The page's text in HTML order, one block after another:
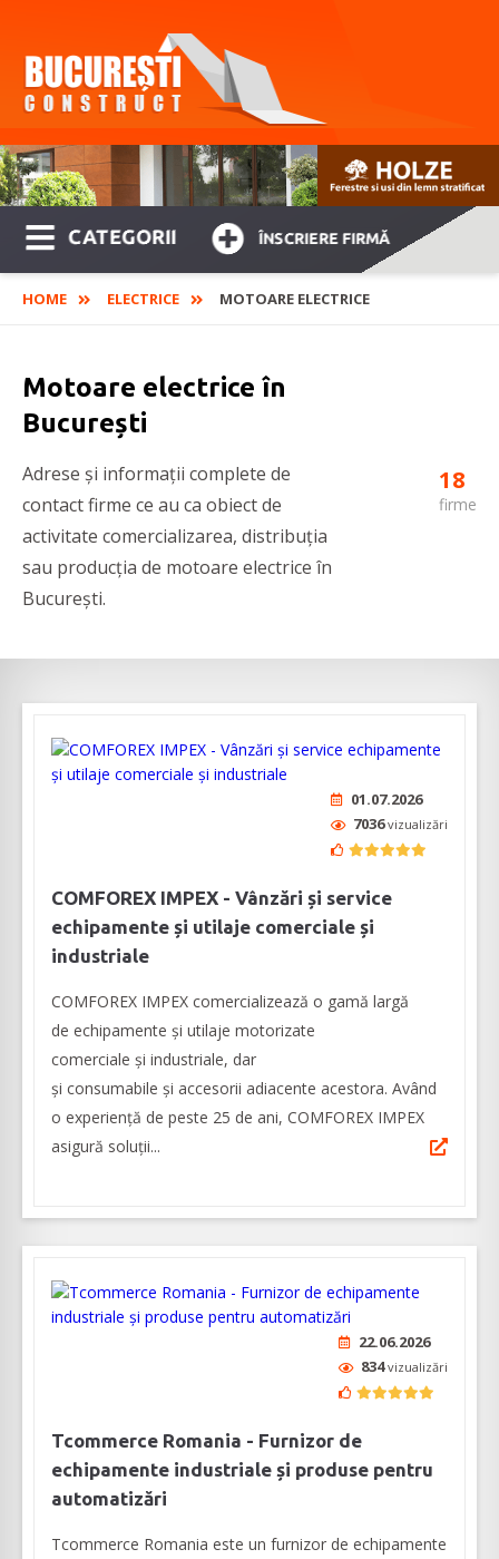
CATEGORII ÎNSCRIERE FIRMĂ
HOME ELECTRICE MOTOARE ELECTRICE
Motoare electrice în
București
Adrese și informații complete de
contact firme ce au ca obiect de
activitate comercializarea, distribuția
sau producția de motoare electrice în
București.
18
firme
01.07.2026
7036vizualizări
COMFOREX IMPEX - Vânzări și service
echipamente și utilaje comerciale și
industriale
COMFOREX IMPEX comercializează o gamă largă
de echipamente și utilaje motorizate
comerciale și industriale, dar
și consumabile și accesorii adiacente acestora. Având
o experienţă de peste 25 de ani, COMFOREX IMPEX
asigură soluţii...
22.06.2026
834vizualizări
Tcommerce Romania - Furnizor de
echipamente industriale și produse pentru
automatizări
Tcommerce Romania este un furnizor de echipamente